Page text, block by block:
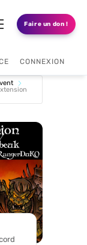
Faire un don !
CONNEXION